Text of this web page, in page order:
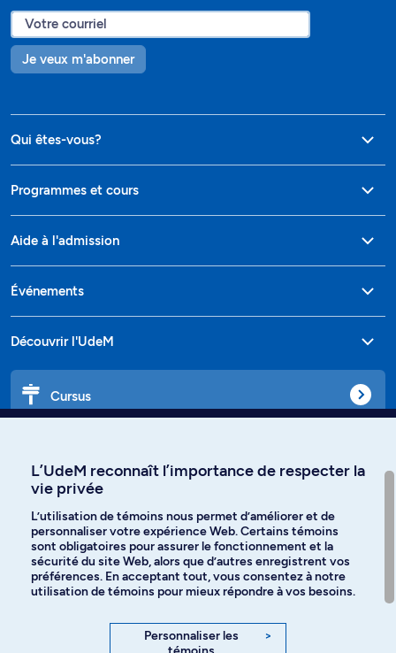
Je veux m'abonner
Qui êtes-vous?
Programmes et cours
Aide à l'admission
Événements
Découvrir l'UdeM
Cursus
Langues
Facebook Instagram
YouTube
L’UdeM reconnaît l’importance de respecter la
vie privée
L’utilisation de témoins nous permet d’améliorer et de
personnaliser votre expérience Web. Certains témoins
sont obligatoires pour assurer le fonctionnement et la
sécurité du site Web, alors que d’autres enregistrent vos
préférences. En acceptant tout, vous consentez à notre
utilisation de témoins pour mieux répondre à vos besoins.
Personnaliser les
>